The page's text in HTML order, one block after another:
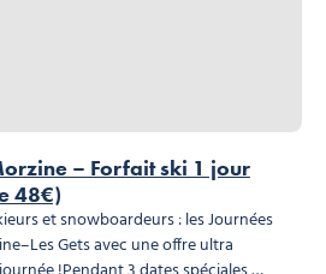
– Forfait ski 1 jour
48€)
et snowboardeurs : les Journées
Gets avec une offre ultra